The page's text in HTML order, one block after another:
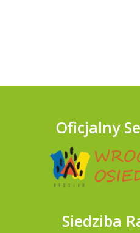
Oficjalny
Siedziba